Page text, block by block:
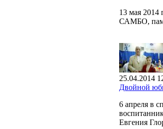
13 мая
САМБО,
25.04.2014
Двойной
6 апреля в
Евгения